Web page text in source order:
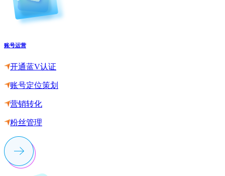
账号运营
开通蓝V认证
账号定位策划
营销转化
粉丝管理